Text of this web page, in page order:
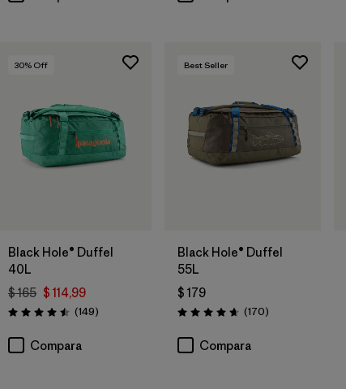
30% Off
Black Hole® Duffel
40L
$ 165 $ 114,99
Valoración: 4.5 / 5
(149Comentarios
)
Compara
Best Seller
Black Hole® Duffel
55L
$ 179
Valoración: 4.6 / 5
(170Comentarios
)
Compara